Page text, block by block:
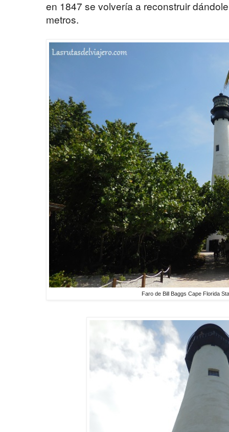
en 1847 se volvería a reconstruir
metros.
Faro de Bill Baggs Cape Florida